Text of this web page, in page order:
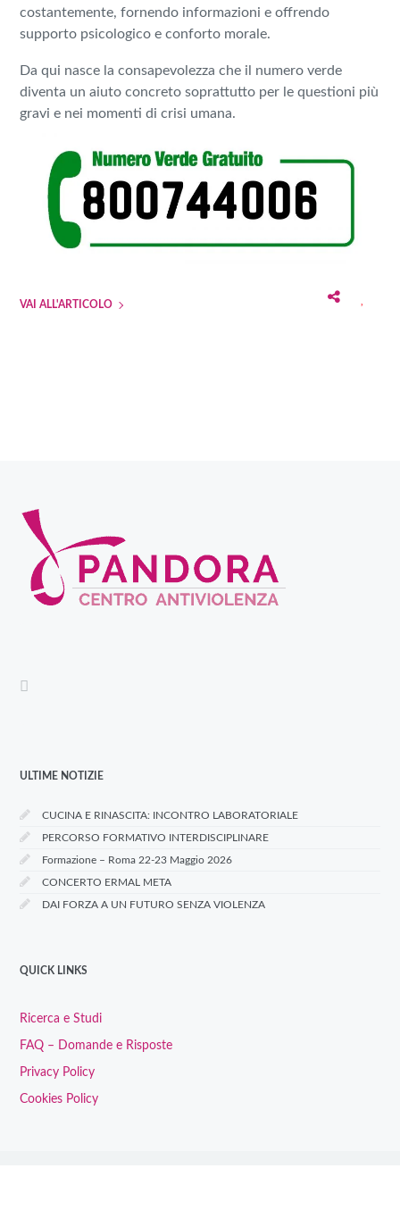
costantemente, fornendo informazioni e offrendo
supporto psicologico e conforto morale.
Da qui nasce la consapevolezza che il numero verde
diventa un aiuto concreto soprattutto per le questioni più
gravi e nei momenti di crisi umana.
VAI ALL'ARTICOLO
ULTIME NOTIZIE
CUCINA E RINASCITA: INCONTRO LABORATORIALE
PERCORSO FORMATIVO INTERDISCIPLINARE
Formazione – Roma 22-23 Maggio 2026
CONCERTO ERMAL META
DAI FORZA A UN FUTURO SENZA VIOLENZA
QUICK LINKS
Ricerca e Studi
FAQ – Domande e Risposte
Privacy Policy
Cookies Policy